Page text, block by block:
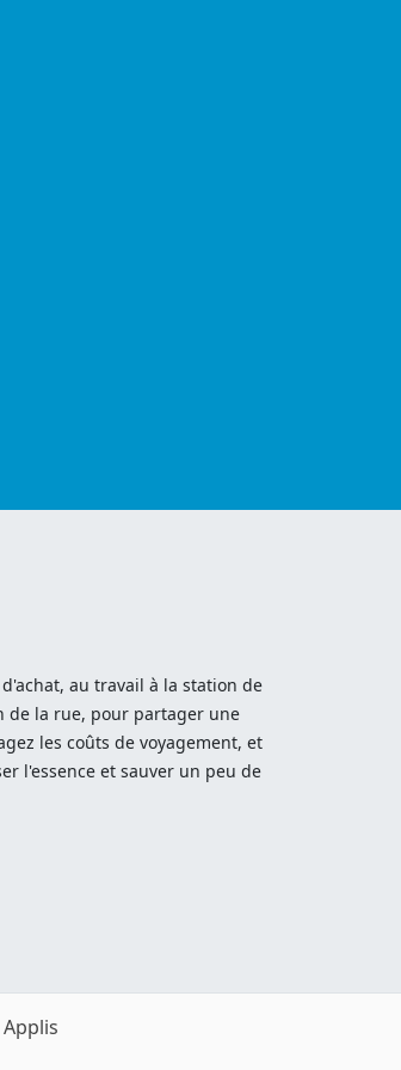
au travail à la station de
de la rue, pour partager une
les coûts de voyagement, et
l'essence et sauver un peu de
Applis